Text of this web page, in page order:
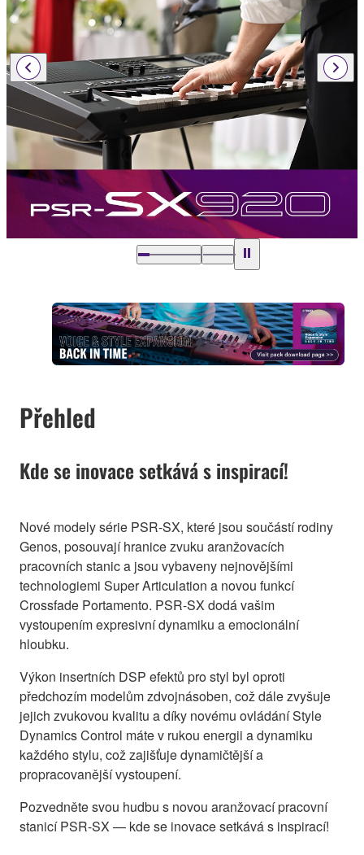
Přehled
Kde se inovace setkává s inspirací!
Nové modely série PSR-SX, které jsou součástí rodiny
Genos, posouvají hranice zvuku aranžovacích
pracovních stanic a jsou vybaveny nejnovějšími
technologiemi Super Articulation a novou funkcí
Crossfade Portamento. PSR-SX dodá vašim
vystoupením expresivní dynamiku a emocionální
hloubku.
Výkon insertních DSP efektů pro styl byl oproti
předchozím modelům zdvojnásoben, což dále zvyšuje
jejich zvukovou kvalitu a díky novému ovládání Style
Dynamics Control máte v rukou energii a dynamiku
každého stylu, což zajišťuje dynamičtější a
propracovanější vystoupení.
Pozvedněte svou hudbu s novou aranžovací pracovní
stanicí PSR-SX — kde se inovace setkává s inspirací!